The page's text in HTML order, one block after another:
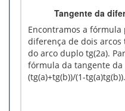
Tangente da
Encontramos a
diferença de dois arcos
do arco duplo tg(2a).
fórmula da tangente da
(tg(a)+tg(b))/(1-tg(a)tg(b)).